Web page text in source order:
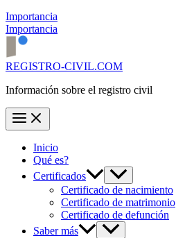
Importancia
Importancia
REGISTRO-CIVIL.COM
Información sobre el registro civil
Inicio
Qué es?
Certificados
Certificado de nacimiento
Certificado de matrimonio
Certificado de defunción
Saber más